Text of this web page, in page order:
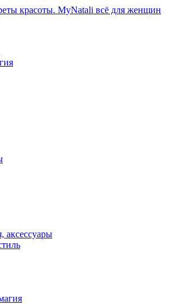
аксессуары